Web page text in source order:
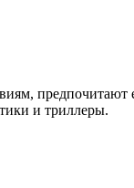
предпочитают
и триллеры.